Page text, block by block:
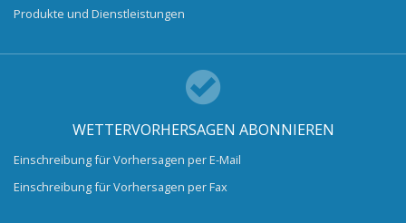
Produkte und Dienstleistungen
WETTERVORHERSAGEN ABONNIEREN
Einschreibung für Vorhersagen per E-Mail
Einschreibung für Vorhersagen per Fax